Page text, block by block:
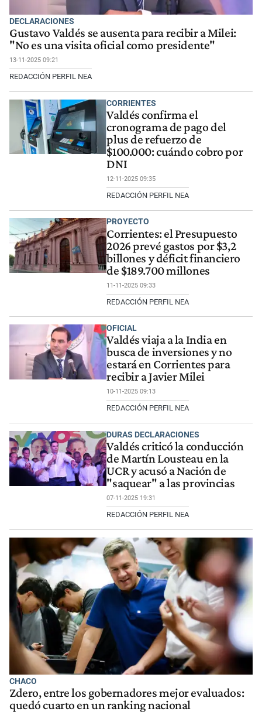
DECLARACIONES
Gustavo Valdés se ausenta para recibir a Milei:
"No es una visita oficial como presidente"
13-11-2025 09:21
REDACCIÓN PERFIL NEA
CORRIENTES
Valdés confirma el
cronograma de pago del
plus de refuerzo de
$100.000: cuándo cobro por
DNI
12-11-2025 09:35
REDACCIÓN PERFIL NEA
PROYECTO
Corrientes: el Presupuesto
2026 prevé gastos por $3,2
billones y déficit financiero
de $189.700 millones
11-11-2025 09:33
REDACCIÓN PERFIL NEA
OFICIAL
Valdés viaja a la India en
busca de inversiones y no
estará en Corrientes para
recibir a Javier Milei
10-11-2025 09:13
REDACCIÓN PERFIL NEA
DURAS DECLARACIONES
Valdés criticó la conducción
de Martín Lousteau en la
UCR y acusó a Nación de
"saquear" a las provincias
07-11-2025 19:31
REDACCIÓN PERFIL NEA
CHACO
Zdero, entre los gobernadores mejor evaluados:
quedó cuarto en un ranking nacional